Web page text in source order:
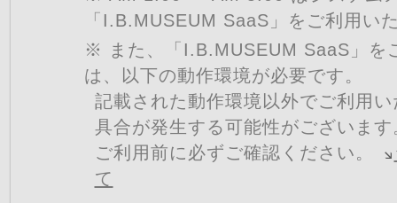
「I.B.MUSEUM SaaS」をご利用い
※ また、「I.B.MUSEUM SaaS」を
は、以下の動作環境が必要です。
記載された動作環境以外でご利用
具合が発生する可能性がございます
ご利用前に必ずご確認ください。
て